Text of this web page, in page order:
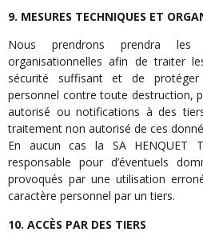
9. MESURES TECHNIQUES ET
Nous prendrons prendra les
organisationnelles afin de traiter
sécurité suffisant et de
personnel contre toute destruction,
autorisé ou notifications à des
traitement non autorisé de ces
En aucun cas la SA HENQUET
responsable pour d’éventuels
provoqués par une utilisation
caractère personnel par un tiers.
10. ACCÈS PAR DES TIERS